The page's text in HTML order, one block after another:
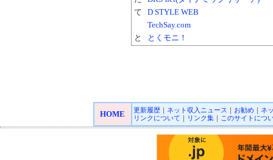
て
D STYLE WEB
TechSay.com
と
とくモニ！
HOME 更新履歴｜ ネット収入ニュース ｜ お勧め｜ ネ
リンクについて ｜ リンク集｜ このサイトにつ